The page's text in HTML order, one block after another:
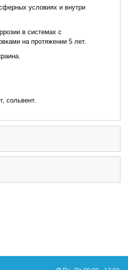
условиях и внутри
в системах с
на протяжении 5 лет.
сольвент.